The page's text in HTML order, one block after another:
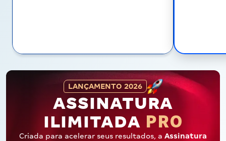
LANÇAMENTO 2026
ASSINATURA
ILIMITADA PRO
Criada para acelerar seus resultados, a Assinatura